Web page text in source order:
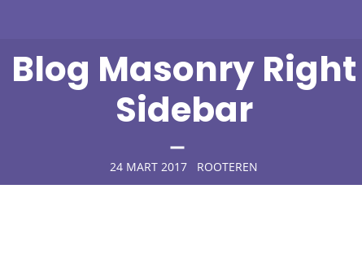
Blog Masonry Right
Sidebar
24 MART 2017 ROOTEREN